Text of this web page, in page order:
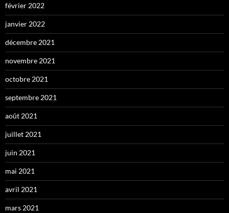
février 2022
janvier 2022
décembre 2021
novembre 2021
octobre 2021
septembre 2021
août 2021
juillet 2021
juin 2021
mai 2021
avril 2021
mars 2021